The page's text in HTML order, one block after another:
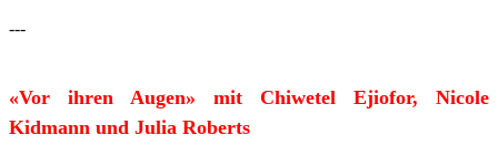
---
«Vor ihren Augen» mit Chiwetel Ejiofor, Nicole
Kidmann und Julia Roberts